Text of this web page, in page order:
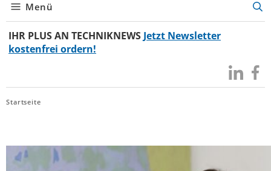
Menü
IHR PLUS AN TECHNIKNEWS Jetzt Newsletter
kostenfrei ordern!
Besuchen
Sie
Sie
Startseite